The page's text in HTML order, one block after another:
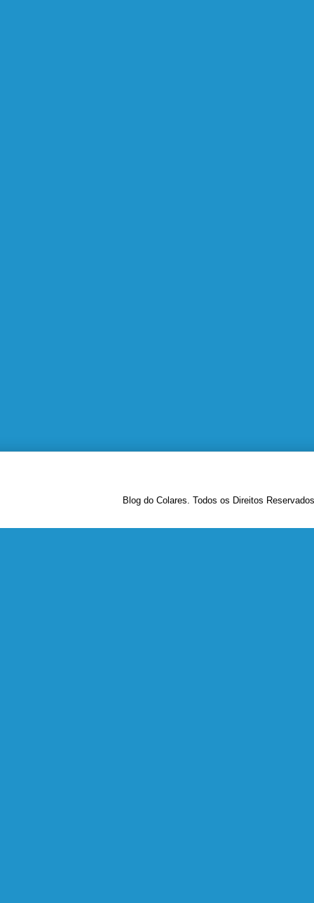
Blog do Colares. Todos os Direitos